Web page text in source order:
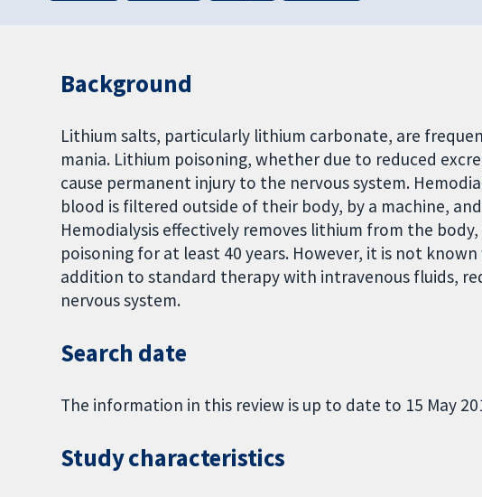
Background
Lithium salts, particularly lithium carbonate, are
mania. Lithium poisoning, whether due to reduced
cause permanent injury to the nervous system.
blood is filtered outside of their body, by a machine,
Hemodialysis effectively removes lithium from the
poisoning for at least 40 years. However, it is not
addition to standard therapy with intravenous fluids,
nervous system.
Search date
The information in this review is up to date to 15 May
Study characteristics